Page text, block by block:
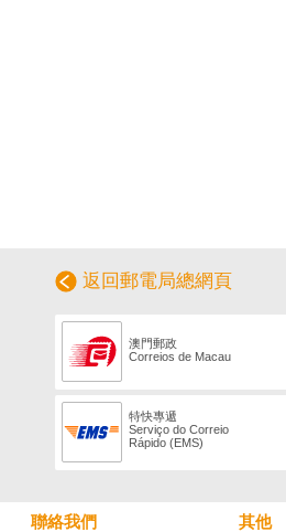
返回郵電局總網頁
澳門郵政
Correios de Macau
特快專遞
Serviço do Correio
Rápido (EMS)
聯絡我們
其他